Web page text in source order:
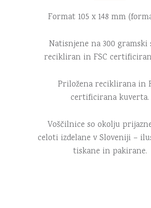
Format 105 x 148 mm
Natisnjene na 300 gramski
recikliran in FSC
Priložena reciklirana in
certificirana kuverta.
Voščilnice so okolju
celoti izdelane v Sloveniji –
tiskane in pakirane.